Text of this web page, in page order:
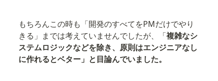
もちろんこの時も「開発のすべてをPMだけでやり
きる」までは考えていませんでしたが、「複雑なシ
ステムロジックなどを除き、原則はエンジニアなし
に作れるとベター」と目論んでいました。